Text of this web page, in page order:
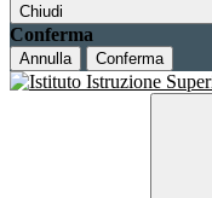
Chiudi
Conferma
Annulla Conferma